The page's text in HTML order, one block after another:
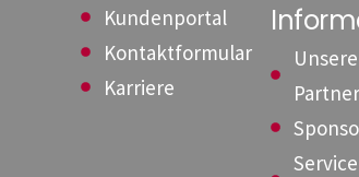
Kundenportal
Kontaktformular
Karriere
Unsere
Partner
Service